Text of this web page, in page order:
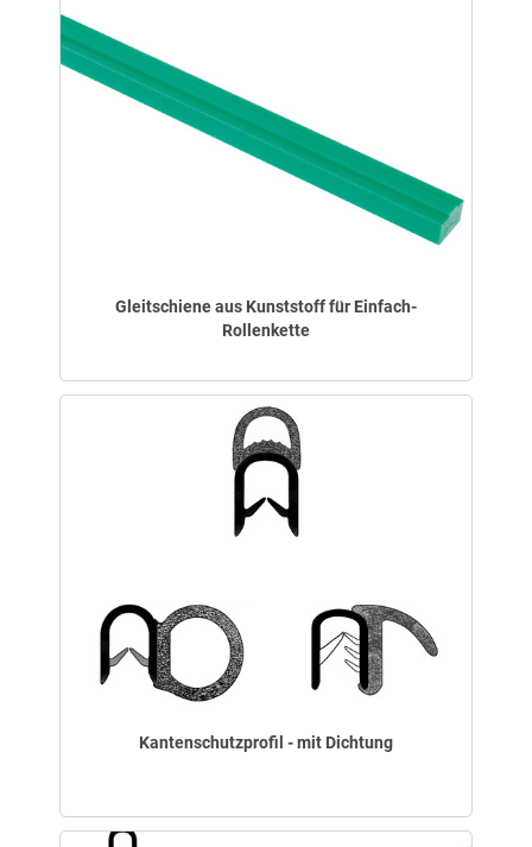
Gleitschiene aus Kunststoff für Einfach-
Rollenkette
Kantenschutzprofil - mit Dichtung